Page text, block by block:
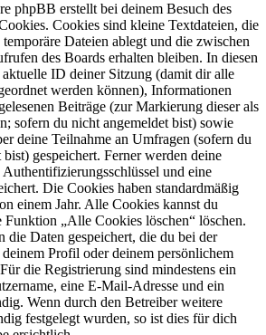
phpBB erstellt bei deinem Besuch des
Cookies sind kleine Textdateien, die
Dateien ablegt und die zwischen
des Boards erhalten bleiben. In diesen
ID deiner Sitzung (damit dir alle
werden können), Informationen
Beiträge (zur Markierung dieser als
sofern du nicht angemeldet bist) sowie
deine Teilnahme an Umfragen (sofern du
gespeichert. Ferner werden deine
und eine
Die Cookies haben standardmäßig
einem Jahr. Alle Cookies kannst du
Funktion „Alle Cookies löschen“ löschen.
die Daten gespeichert, die du bei der
Profil oder deinem persönlichem
die Registrierung sind mindestens ein
eine E-Mail-Adresse und ein
Wenn durch den Betreiber weitere
festgelegt wurden, so ist dies für dich